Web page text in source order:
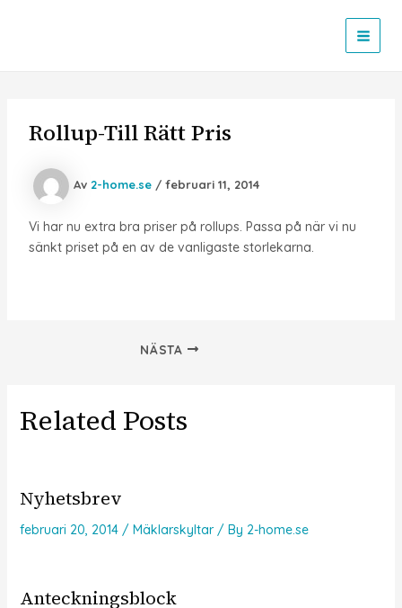
Rollup-Till Rätt Pris
Av 2-home.se / februari 11, 2014
Vi har nu extra bra priser på rollups. Passa på när vi nu
sänkt priset på en av de vanligaste storlekarna.
NÄSTA
Related Posts
Nyhetsbrev
februari 20, 2014 / Mäklarskyltar/ By 2-home.se
Anteckningsblock